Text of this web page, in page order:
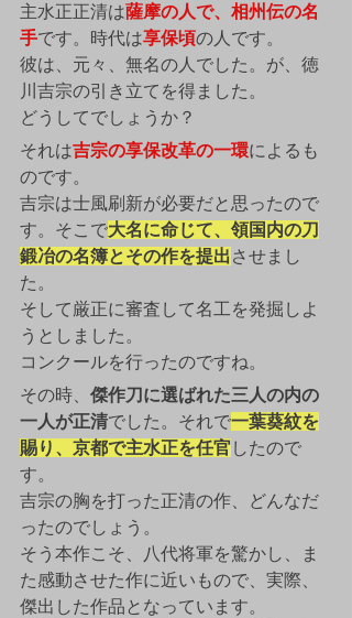
主水正正清は薩摩の人で、相州伝の名
手です。時代は享保頃の人です。
彼は、元々、無名の人でした。が、徳
川吉宗の引き立てを得ました。
どうしてでしょうか？
それは吉宗の享保改革の一環によるも
のです。
吉宗は士風刷新が必要だと思ったので
す。そこで大名に命じて、領国内の刀
鍛冶の名簿とその作を提出させまし
た。
そして厳正に審査して名工を発掘しよ
うとしました。
コンクールを行ったのですね。
その時、 傑作刀に選ばれた三人の内の
一人が正清でした。それで一葉葵紋を
賜り、京都で主水正を任官したので
す。
吉宗の胸を打った正清の作、どんなだ
ったのでしょう。
そう本作こそ、八代将軍を驚かし、ま
た感動させた作に近いもので、実際、
傑出した作品となっています。